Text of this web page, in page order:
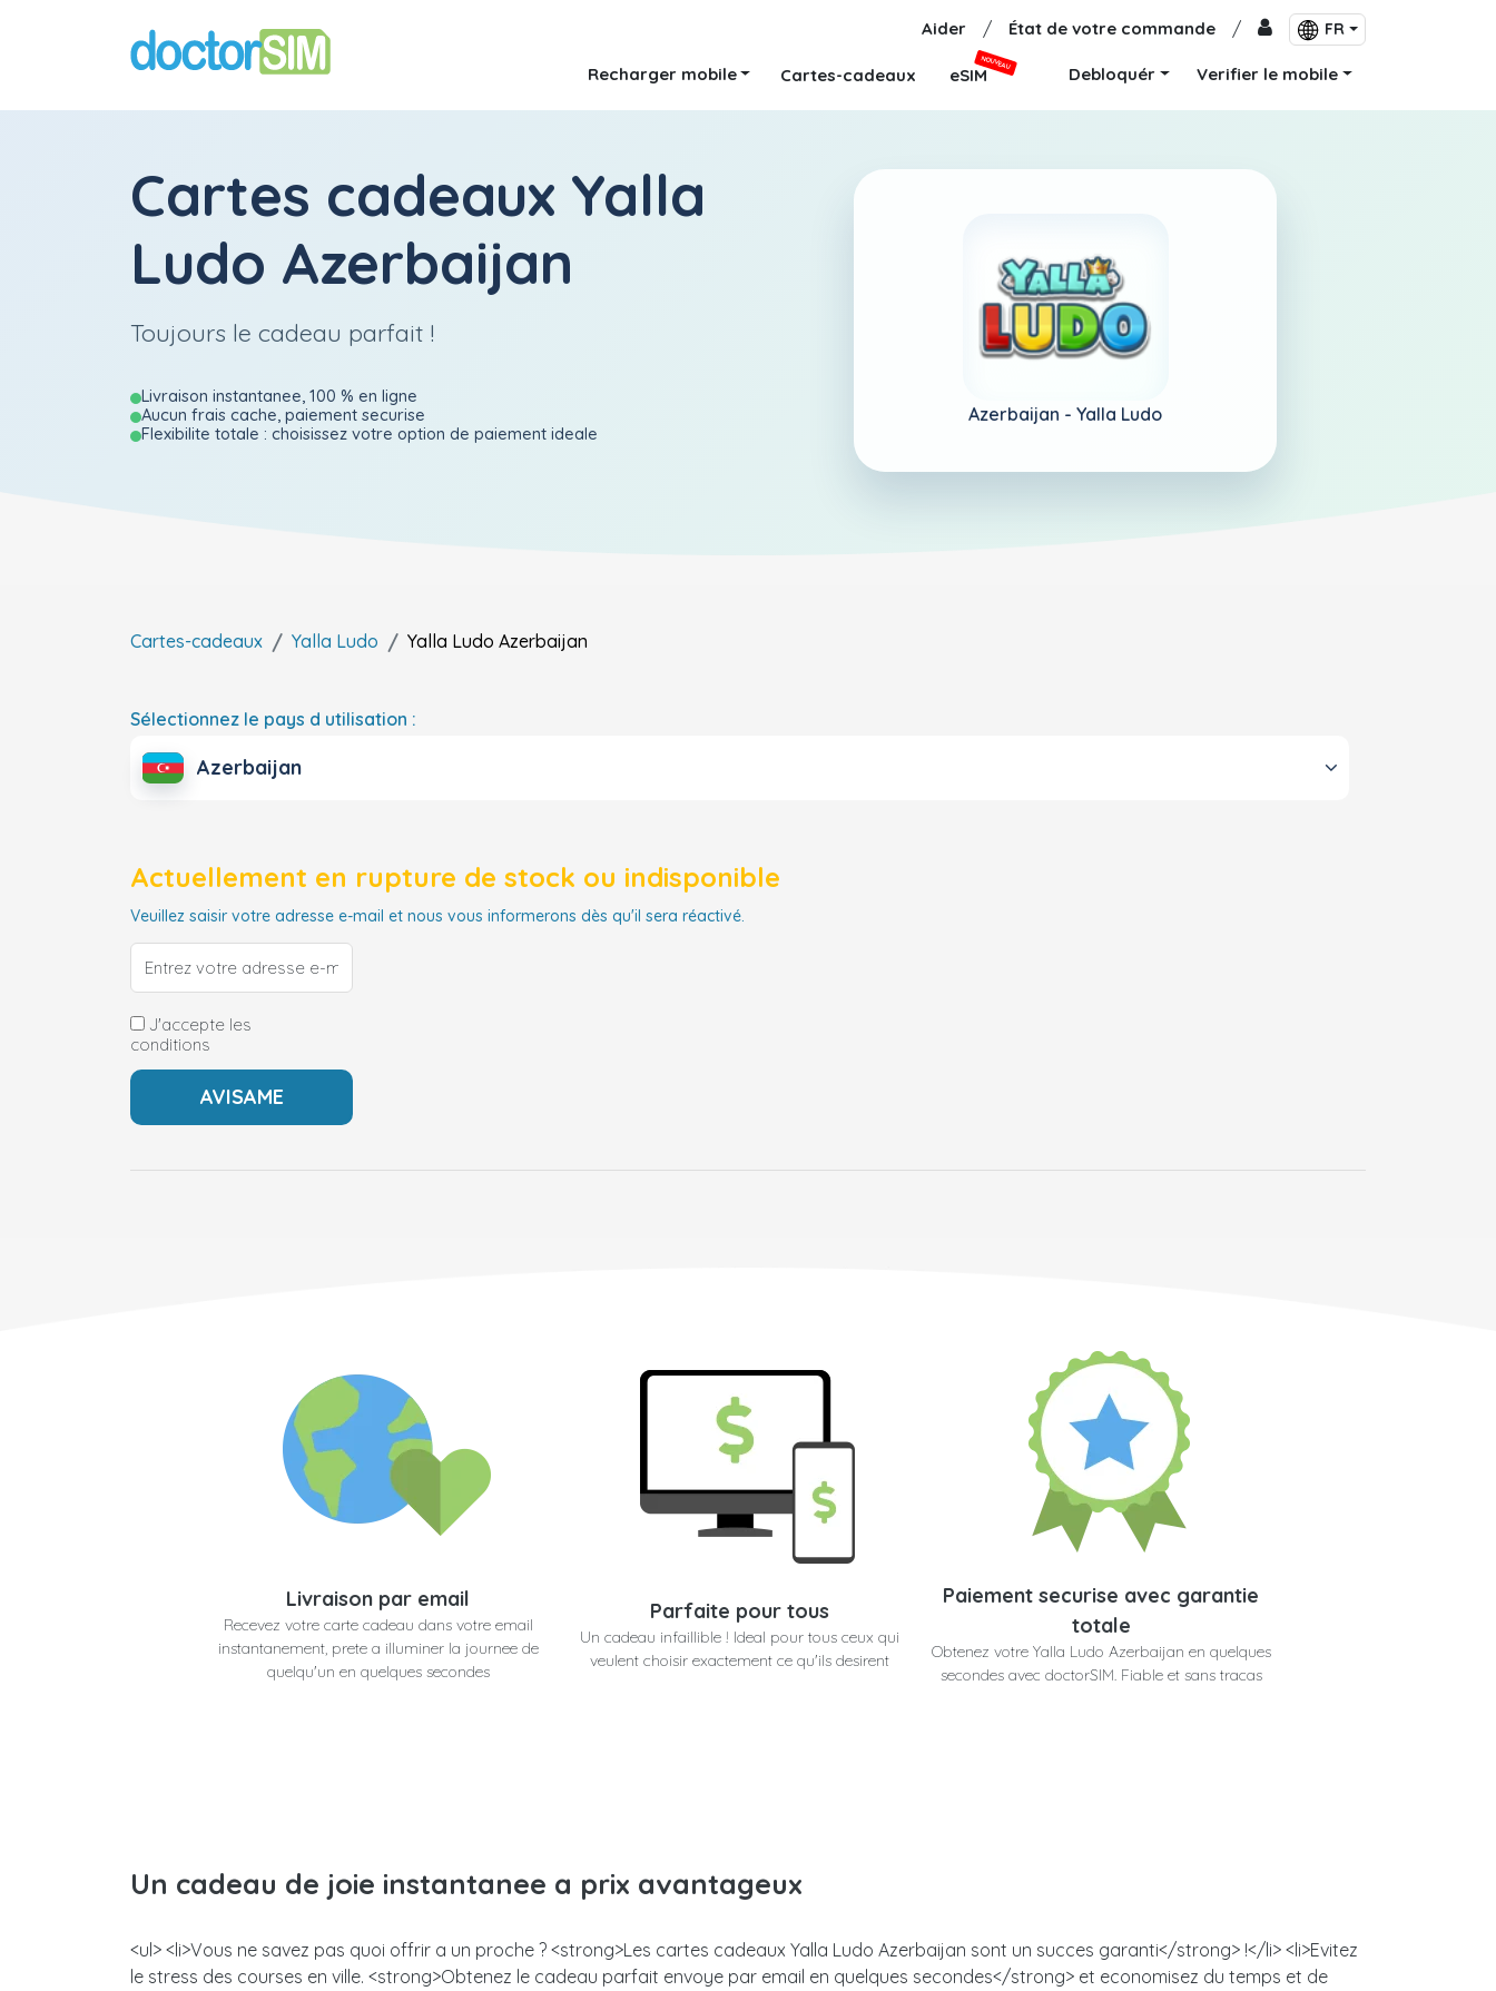
Aider / État de votre commande / FR
Recharger mobile Cartes-cadeaux eSIM
NOUVEAU
Debloquér Verifier le mobile
Cartes cadeaux Yalla
Ludo Azerbaijan
Toujours le cadeau parfait !
Livraison instantanee, 100 % en ligne
Aucun frais cache, paiement securise
Flexibilite totale : choisissez votre option de paiement ideale
Azerbaijan - Yalla Ludo
Cartes-cadeaux Yalla Ludo Yalla Ludo Azerbaijan
Sélectionnez le pays d utilisation :
Azerbaijan
Actuellement en rupture de stock ou indisponible
Veuillez saisir votre adresse e-mail et nous vous informerons dès qu'il sera réactivé.
J'accepte les
conditions
Livraison par email
Recevez votre carte cadeau dans votre email
instantanement, prete a illuminer la journee de
quelqu'un en quelques secondes
Parfaite pour tous
Un cadeau infaillible ! Ideal pour tous ceux qui
veulent choisir exactement ce qu'ils desirent
Paiement securise avec garantie
totale
Obtenez votre Yalla Ludo Azerbaijan en quelques
secondes avec doctorSIM. Fiable et sans tracas
Un cadeau de joie instantanee a prix avantageux
<ul> <li>Vous ne savez pas quoi offrir a un proche ? <strong>Les cartes cadeaux Yalla Ludo Azerbaijan sont un succes garanti</strong> !</li> <li>Evitez
le stress des courses en ville. <strong>Obtenez le cadeau parfait envoye par email en quelques secondes</strong> et economisez du temps et de